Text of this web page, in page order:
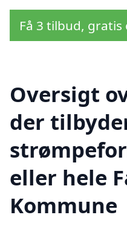
Få 3 tilbud,
Oversigt
der
eller hele
Kommune